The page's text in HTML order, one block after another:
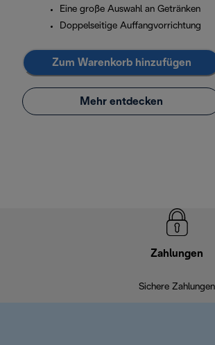
Eine große Auswahl an Getränken
Doppelseitige Auffangvorrichtung
Zum Warenkorb hinzufügen
Mehr entdecken
Zahlungen
Sichere Zahlungen